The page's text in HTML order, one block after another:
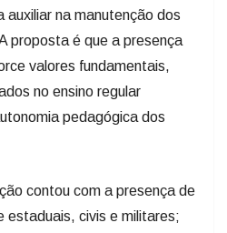
na manutenção dos
proposta é que a presença
valores fundamentais,
no ensino regular
pedagógica dos
contou com a presença de
estaduais, civis e militares;